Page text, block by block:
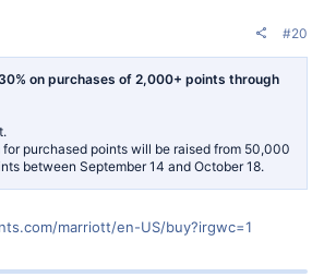
#20
on purchases of 2,000+ points through
purchased points will be raised from 50,000
between September 14 and October 18.
marriott/en-US/buy?irgwc=1